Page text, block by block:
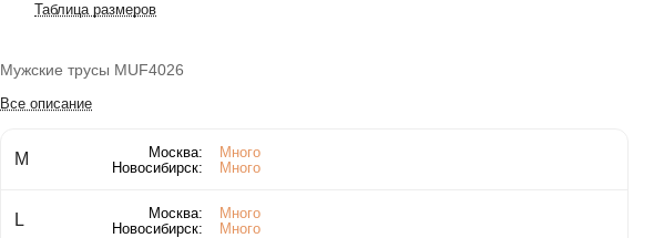
Таблица размеров
Мужские трусы MUF4026
Все описание
M Москва:
Много
Новосибирск:
Много
L Москва:
Много
Новосибирск:
Много